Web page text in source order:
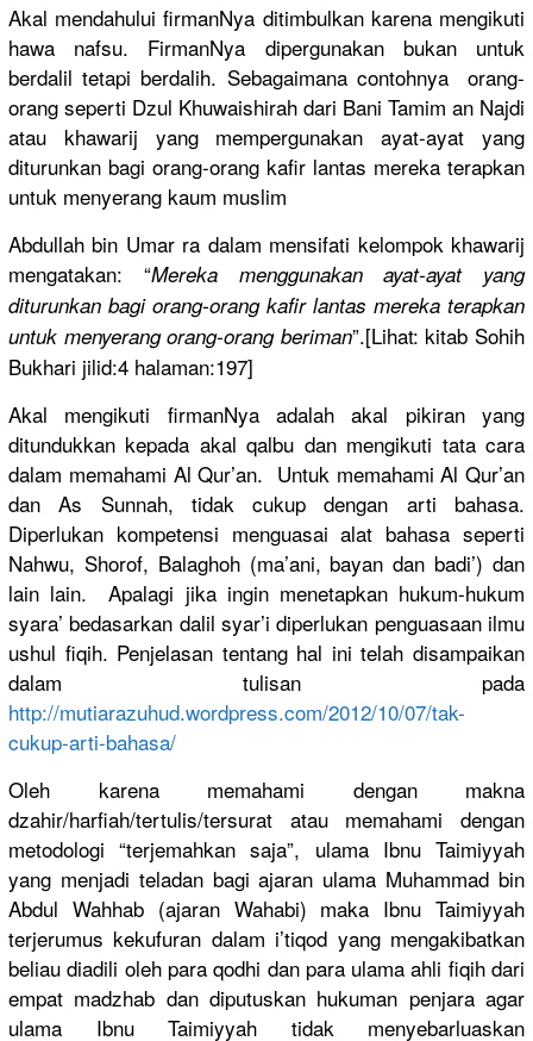
Akal mendahului firmanNya ditimbulkan karena mengikuti
hawa nafsu. FirmanNya dipergunakan bukan untuk
berdalil tetapi berdalih. Sebagaimana contohnya
orang-
orang seperti Dzul Khuwaishirah dari Bani Tamim an Najdi
atau khawarij yang mempergunakan ayat-ayat yang
diturunkan bagi orang-orang kafir lantas mereka terapkan
untuk menyerang kaum muslim
Abdullah bin Umar ra dalam mensifati kelompok khawarij
mengatakan: “Mereka menggunakan ayat-ayat yang
diturunkan bagi orang-orang kafir lantas mereka terapkan
untuk menyerang orang-orang beriman”.[Lihat: kitab Sohih
Bukhari jilid:4 halaman:197]
Akal mengikuti firmanNya adalah akal pikiran yang
ditundukkan kepada akal qalbu dan mengikuti tata cara
dalam memahami Al Qur’an. Untuk memahami Al Qur’an
dan As Sunnah, tidak cukup dengan arti bahasa.
Diperlukan kompetensi menguasai alat bahasa seperti
Nahwu, Shorof, Balaghoh (ma’ani, bayan dan badi’) dan
lain lain. Apalagi jika ingin menetapkanhukum-hukum
syara’ bedasarkan dalil syar’i diperlukan penguasaanilmu
ushul fiqih. Penjelasan tentang hal ini telah disampaikan
dalam tulisan pada
http://mutiarazuhud.wordpress.com/2012/10/07/tak-
cukup-arti-bahasa/
Oleh karena memahami dengan makna
dzahir/harfiah/tertulis/tersurat atau memahami dengan
metodologi “terjemahkan saja”, ulama Ibnu Taimiyyah
yang menjadi teladan bagi ajaran ulama Muhammad bin
Abdul Wahhab (ajaran Wahabi) maka Ibnu Taimiyyah
terjerumus kekufuran dalam i’tiqod yang mengakibatkan
beliau diadili oleh para qodhi dan para ulama ahli fiqih dari
empat madzhab dan diputuskan hukuman penjara agar
ulama Ibnu Taimiyyah tidak menyebarluaskan